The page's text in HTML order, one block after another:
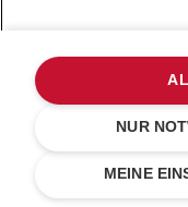
€ 699,00MEINE
NUR